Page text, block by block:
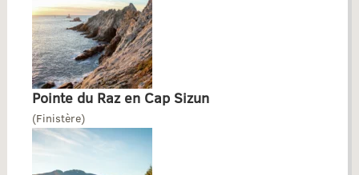
Pointe du Raz en Cap Sizun
(Finistère)